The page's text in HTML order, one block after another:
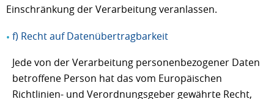
Einschränkung der Verarbeitung veranlassen.
f) Recht auf Datenübertragbarkeit
Jede von der Verarbeitung personenbezogener Daten
betroffene Person hat das vom Europäischen
Richtlinien- und Verordnungsgeber gewährte Recht,